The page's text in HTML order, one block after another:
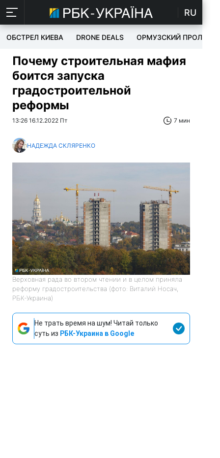
RU
ОБСТРЕЛ КИЕВА DRONE DEALS ОРМУЗСКИЙ ПРОЛИВ
Почему строительная мафия
боится запуска
градостроительной
реформы
13:26 16.12.2022 Пт 7 мин
НАДЕЖДА СКЛЯРЕНКО
Верховная рада во втором чтении и в целом приняла
реформу градостроительства (фото: Виталий Носач,
РБК-Украина)
Не трать время на шум! Читай только
суть из РБК-Украина в Google